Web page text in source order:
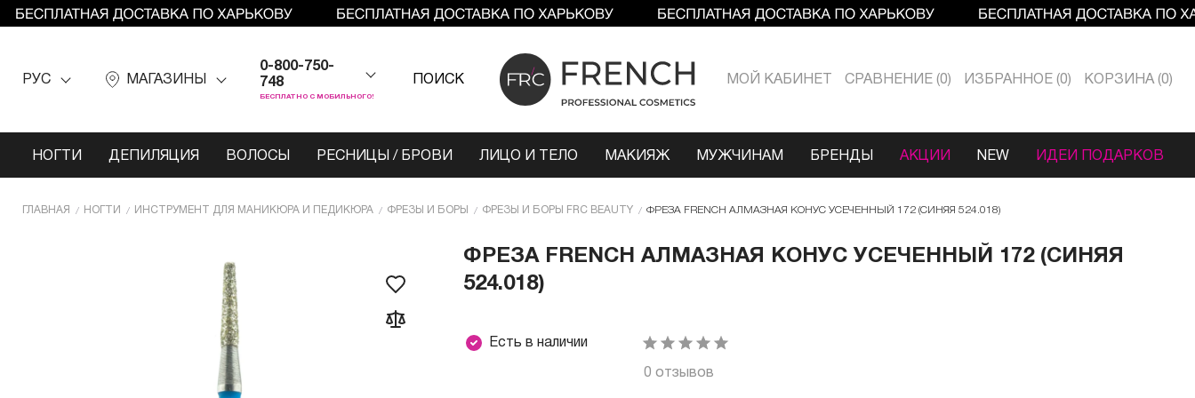
РУС МАГАЗИНЫ
0-800-750-
748
БЕСПЛАТНО С МОБИЛЬНОГО!
ПОИСК МОЙ КАБИНЕТ СРАВНЕНИЕ 0 ИЗБРАННОЕ 0 КОРЗИНА 0
НОГТИ ДЕПИЛЯЦИЯ ВОЛОСЫ РЕСНИЦЫ / БРОВИ ЛИЦО И ТЕЛО МАКИЯЖ МУЖЧИНАМ БРЕНДЫ АКЦИИ NEW ИДЕИ ПОДАРКОВ
ГЛАВНАЯ НОГТИ ИНCТРУМЕНТ ДЛЯ МАНИКЮРА И ПЕДИКЮРА ФРЕЗЫ И БОРЫ ФРЕЗЫ И БОРЫ FRC BEAUTY ФРЕЗА FRENCH АЛМАЗНАЯ КОНУС УСЕЧЕННЫЙ 172 (СИНЯЯ 524.018)
ФРЕЗА FRENCH АЛМАЗНАЯ КОНУС УСЕЧЕННЫЙ 172 (СИНЯЯ
524.018)
Есть в наличии
0 отзывов